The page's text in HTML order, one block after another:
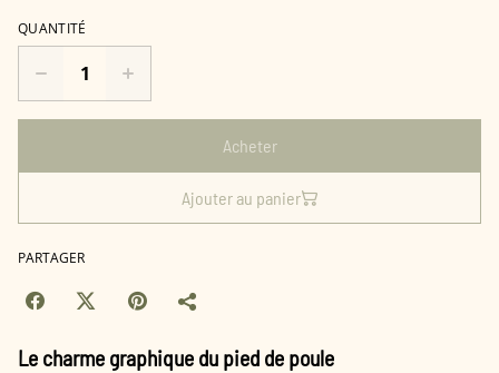
QUANTITÉ
Acheter
Ajouter au panier
PARTAGER
Le charme graphique du pied de poule